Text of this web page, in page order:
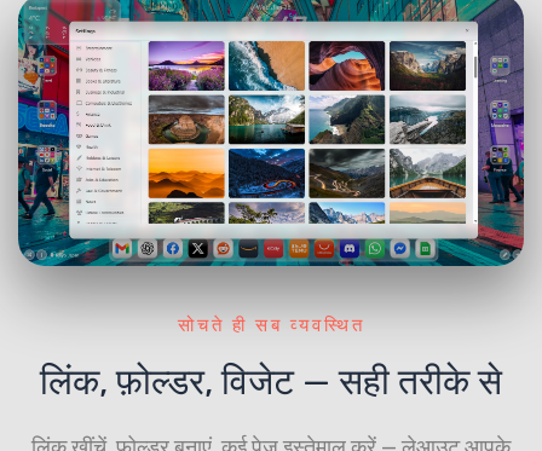
सोचते ही सब व्यवस्थित
लिंक, फ़ोल्डर, विजेट — सही तरीके से